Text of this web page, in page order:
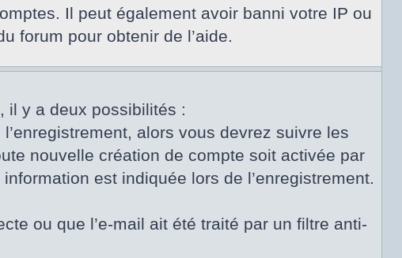
Il peut également avoir banni votre IP ou
forum pour obtenir de l’aide.
il y a deux possibilités :
alors vous devrez suivre les
nouvelle création de compte soit activée par
est indiquée lors de l’enregistrement.
ou que l’e-mail ait été traité par un filtre anti-